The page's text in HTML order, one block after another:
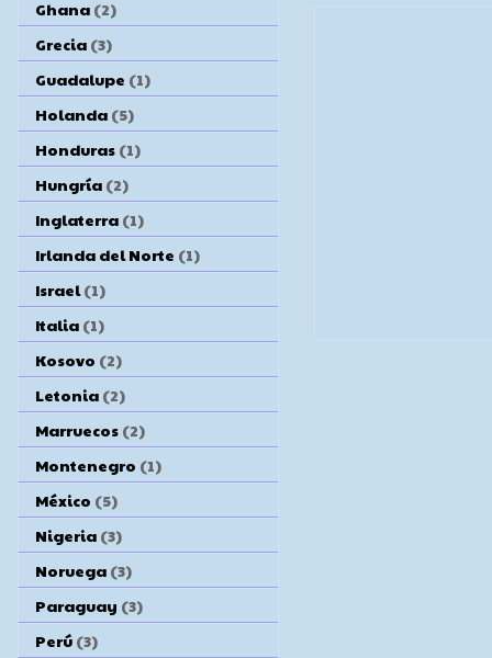
Ghana (2)
Grecia (3)
Guadalupe (1)
Holanda (5)
Honduras (1)
Hungría (2)
Inglaterra (1)
Irlanda del Norte (1)
Israel (1)
Italia (1)
Kosovo (2)
Letonia (2)
Marruecos (2)
Montenegro (1)
México (5)
Nigeria (3)
Noruega (3)
Paraguay (3)
Perú (3)